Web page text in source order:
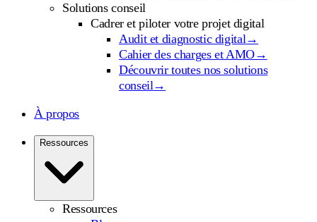
Solutions conseil
Cadrer et piloter votre projet digital
Audit et diagnostic digital→
Cahier des charges et AMO→
Découvrir toutes nos solutions
conseil→
À propos
Ressources
Ressources